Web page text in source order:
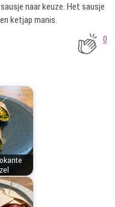
naar keuze. Het sausje
ketjap manis.
0